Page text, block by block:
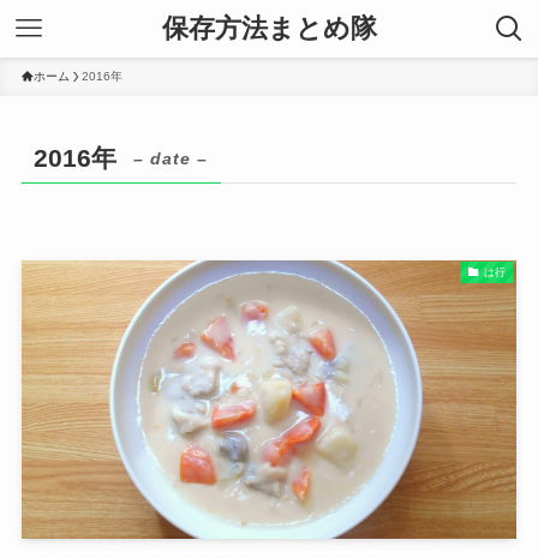
保存方法まとめ隊
ホーム 2016年
2016年 – date –
は行